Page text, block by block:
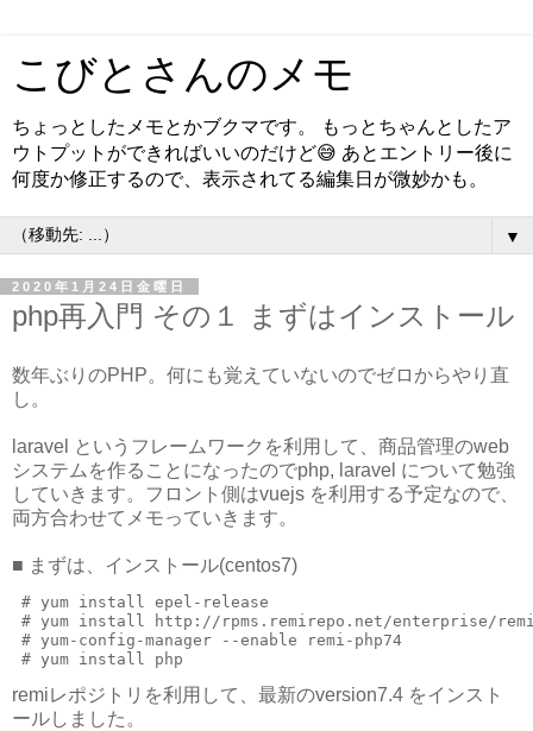
こびとさんのメモ
ちょっとしたメモとかブクマです。 もっとちゃんとしたア
ウトプットができればいいのだけど😅 あとエントリー後に
何度か修正するので、表示されてる編集日が微妙かも。
▼
2020年1月24日金曜日
php再入門 その１ まずはインストール
数年ぶりのPHP。何にも覚えていないのでゼロからやり直
し。
laravel というフレームワークを利用して、商品管理のweb
システムを作ることになったのでphp, laravel について勉強
していきます。フロント側はvuejs を利用する予定なので、
両方合わせてメモっていきます。
■ まずは、インストール(centos7)
# yum install epel-release
# yum install http://rpms.remirepo.net/enterprise/
# yum-config-manager --enable remi-php74
remiレポジトリを利用して、最新のversion7.4 をインスト
ールしました。